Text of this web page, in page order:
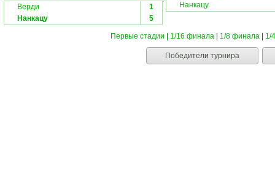
Верди
1
Нанкацу
5
Нанкацу
Первые стадии 1/16 финала| 1/8 финала| 1/
Победители турнира